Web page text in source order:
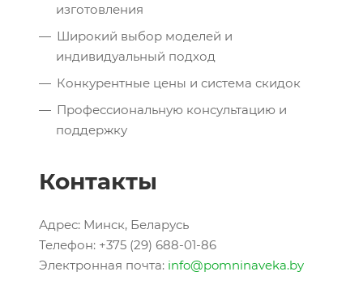
изготовления
Широкий выбор моделей и
индивидуальный подход
Конкурентные цены и система скидок
Профессиональную консультацию и
поддержку
Контакты
Адрес: Минск, Беларусь
Телефон: +375 (29) 688-01-86
Электронная почта: info@pomninaveka.by